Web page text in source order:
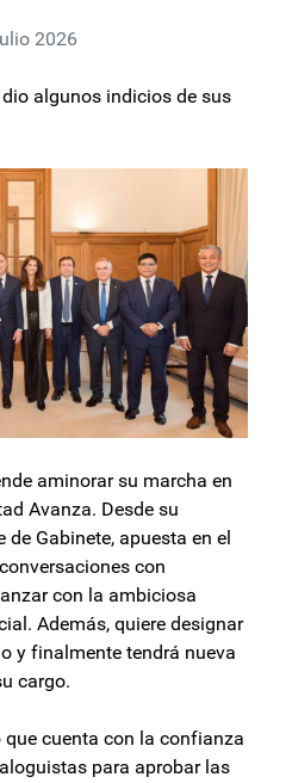
2026
algunos indicios de sus
aminorar su marcha en
Avanza. Desde su
Gabinete, apuesta en el
con
con la ambiciosa
Además, quiere designar
y finalmente tendrá nueva
cargo.
que cuenta con la confianza
para aprobar las